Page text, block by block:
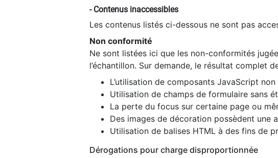
- Contenus inaccessibles
Les contenus listés ci-dessous ne sont pas
Non conformité
Ne sont listées ici que les non-conformités
l’échantillon. Sur demande, le résultat complet
L’utilisation de composants JavaScript
Utilisation de champs de formulaire sans
La perte du focus sur certaine page ou
Des images de décoration possèdent une
Utilisation de balises HTML à des fins de
Dérogations pour charge disproportionnée